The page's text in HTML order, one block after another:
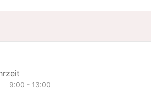
9:00 - 13:00